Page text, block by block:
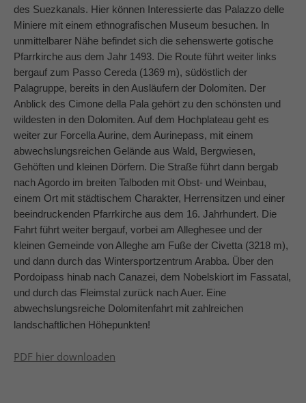
des Suezkanals. Hier können Interessierte das Palazzo delle
Miniere mit einem ethnografischen Museum besuchen. In
unmittelbarer Nähe befindet sich die sehenswerte gotische
Pfarrkirche aus dem Jahr 1493. Die Route führt weiter links
bergauf zum Passo Cereda (1369 m), südöstlich der
Palagruppe, bereits in den Ausläufern der Dolomiten. Der
Anblick des Cimone della Pala gehört zu den schönsten und
wildesten in den Dolomiten. Auf dem Hochplateau geht es
weiter zur Forcella Aurine, dem Aurinepass, mit einem
abwechslungsreichen Gelände aus Wald, Bergwiesen,
Gehöften und kleinen Dörfern. Die Straße führt dann bergab
nach Agordo im breiten Talboden mit Obst- und Weinbau,
einem Ort mit städtischem Charakter, Herrensitzen und einer
beeindruckenden Pfarrkirche aus dem 16. Jahrhundert. Die
Fahrt führt weiter bergauf, vorbei am Alleghesee und der
kleinen Gemeinde von Alleghe am Fuße der Civetta (3218 m),
und dann durch das Wintersportzentrum Arabba. Über den
Pordoipass hinab nach Canazei, dem Nobelskiort im Fassatal,
und durch das Fleimstal zurück nach Auer. Eine
abwechslungsreiche Dolomitenfahrt mit zahlreichen
landschaftlichen Höhepunkten!
PDF hier downloaden